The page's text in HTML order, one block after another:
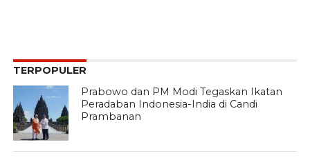
TERPOPULER
Prabowo dan PM Modi Tegaskan Ikatan
Peradaban Indonesia-India di Candi
Prambanan